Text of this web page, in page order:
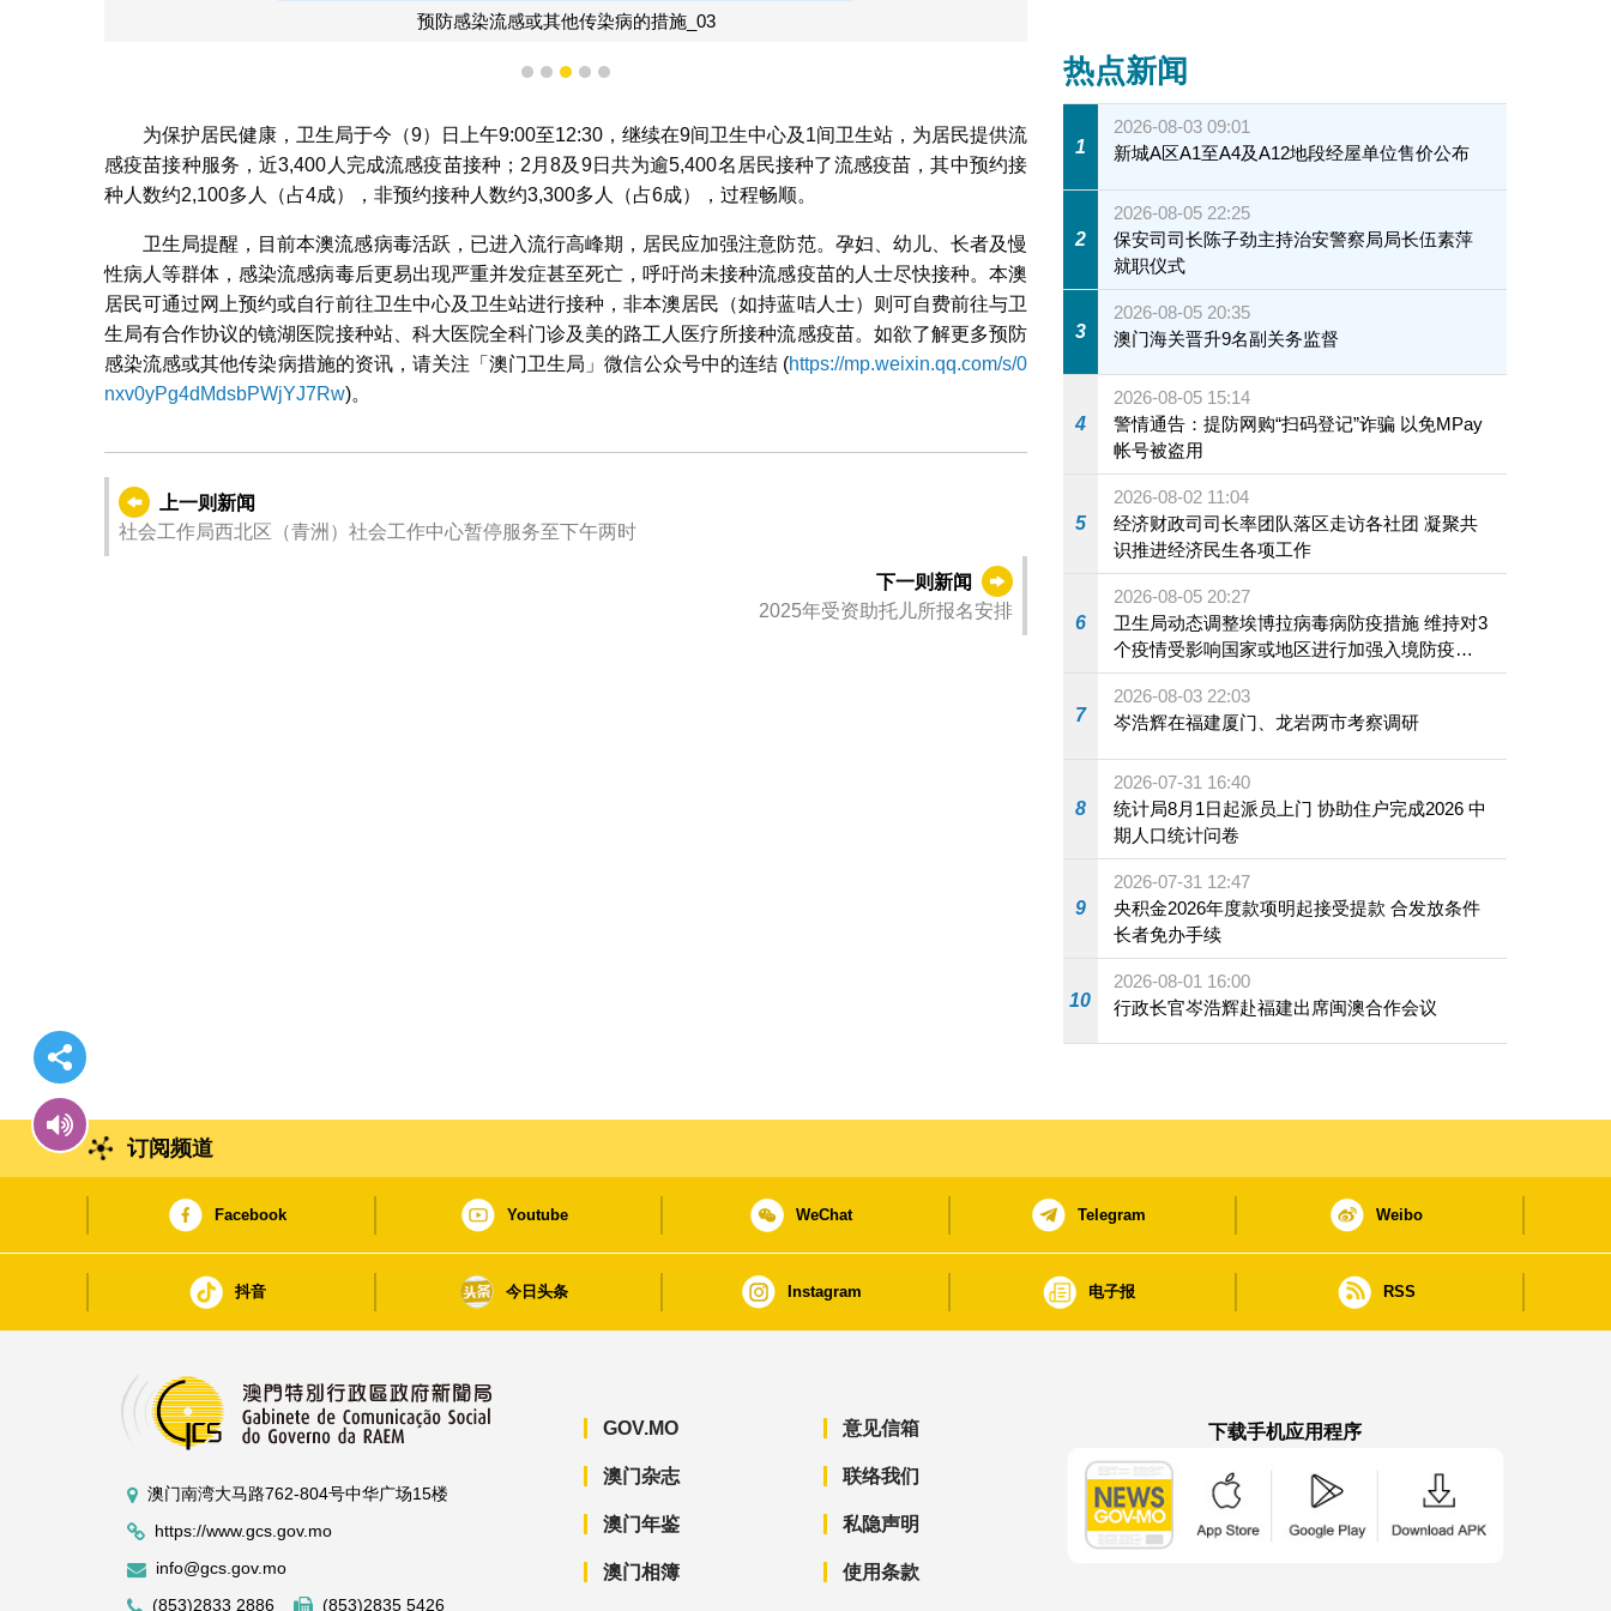
预防感染流感或其他传染病的措施_03
1 2 3 4 5
为保护居民健康，卫生局于今（9）日上午9:00至12:30，继续在9间卫生中心及1间卫生站，为居民提供流
感疫苗接种服务，近3,400人完成流感疫苗接种；2月8及9日共为逾5,400名居民接种了流感疫苗，其中预约接
种人数约2,100多人（占4成），非预约接种人数约3,300多人（占6成），过程畅顺。
卫生局提醒，目前本澳流感病毒活跃，已进入流行高峰期，居民应加强注意防范。孕妇、幼儿、长者及慢
性病人等群体，感染流感病毒后更易出现严重并发症甚至死亡，呼吁尚未接种流感疫苗的人士尽快接种。本澳
居民可通过网上预约或自行前往卫生中心及卫生站进行接种，非本澳居民（如持蓝咭人士）则可自费前往与卫
生局有合作协议的镜湖医院接种站、科大医院全科门诊及美的路工人医疗所接种流感疫苗。如欲了解更多预防
感染流感或其他传染病措施的资讯，请关注「澳门卫生局」微信公众号中的连结 (https://mp.weixin.qq.com/s/0
nxv0yPg4dMdsbPWjYJ7Rw)。
上一则新闻
社会工作局西北区（青洲）社会工作中心暂停服务至下午两时
下一则新闻
2025年受资助托儿所报名安排
热点新闻
1
2026-08-03 09:01
新城A区A1至A4及A12地段经屋单位售价公布
2
2026-08-05 22:25
保安司司长陈子劲主持治安警察局局长伍素萍
就职仪式
3
2026-08-05 20:35
澳门海关晋升9名副关务监督
4
2026-08-05 15:14
警情通告：提防网购“扫码登记”诈骗 以免MPay
帐号被盗用
5
2026-08-02 11:04
经济财政司司长率团队落区走访各社团 凝聚共
识推进经济民生各项工作
6
2026-08-05 20:27
卫生局动态调整埃博拉病毒病防疫措施 维持对3
个疫情受影响国家或地区进行加强入境防疫措
施
7
2026-08-03 22:03
岑浩辉在福建厦门、龙岩两市考察调研
8
2026-07-31 16:40
统计局8月1日起派员上门 协助住户完成2026 中
期人口统计问卷
9
2026-07-31 12:47
央积金2026年度款项明起接受提款 合发放条件
长者免办手续
10
2026-08-01 16:00
行政长官岑浩辉赴福建出席闽澳合作会议
订阅频道
Facebook Youtube WeChat Telegram Weibo
抖音 今日头条 Instagram 电子报 RSS
澳门南湾大马路762-804号中华广场15楼
https://www.gcs.gov.mo
info@gcs.gov.mo
(853)2833 2886
(853)2835 5426
GOV.MO
澳门杂志
澳门年鉴
澳门相簿
意见信箱
联络我们
私隐声明
使用条款
下载手机应用程序